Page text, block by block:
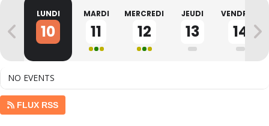
LUNDI
10
MARDI
11
MERCREDI
12
JEUDI
13
VENDREDI
14
NO EVENTS
FLUX RSS